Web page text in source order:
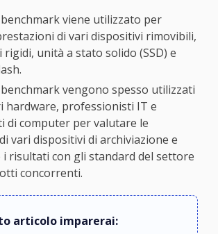
benchmark viene utilizzato per
di vari dispositivi rimovibili,
rigidi, unità a stato solido (SSD) e
benchmark vengono spesso utilizzati
hardware, professionisti IT e
di computer per valutare le
vari dispositivi di archiviazione e
risultati con gli standard del settore
concorrenti.
articolo imparerai: